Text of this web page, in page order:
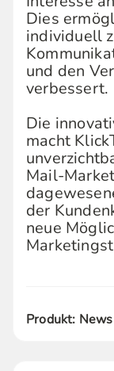
Dies
individuell
und den
verbessert.
Die
macht
Mail-
der
neue
Produkt: